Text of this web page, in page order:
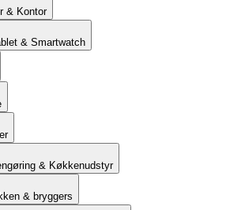
& Kontor
& Smartwatch
& Køkkenudstyr
& bryggers